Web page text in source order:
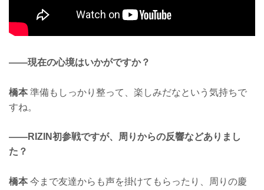
——現在の心境はいかがですか？
橋本準備もしっかり整って、楽しみだなという気持ちで
すね。
——RIZIN初参戦ですが、周りからの反響などありまし
た？
橋本今まで友達からも声を掛けてもらったり、周りの慶